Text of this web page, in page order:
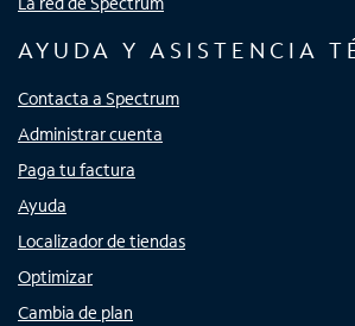
AYUDA Y ASISTENCIA
Contacta a Spectrum
Administrar cuenta
Paga tu factura
Ayuda
Localizador de tiendas
Optimizar
Cambia de plan